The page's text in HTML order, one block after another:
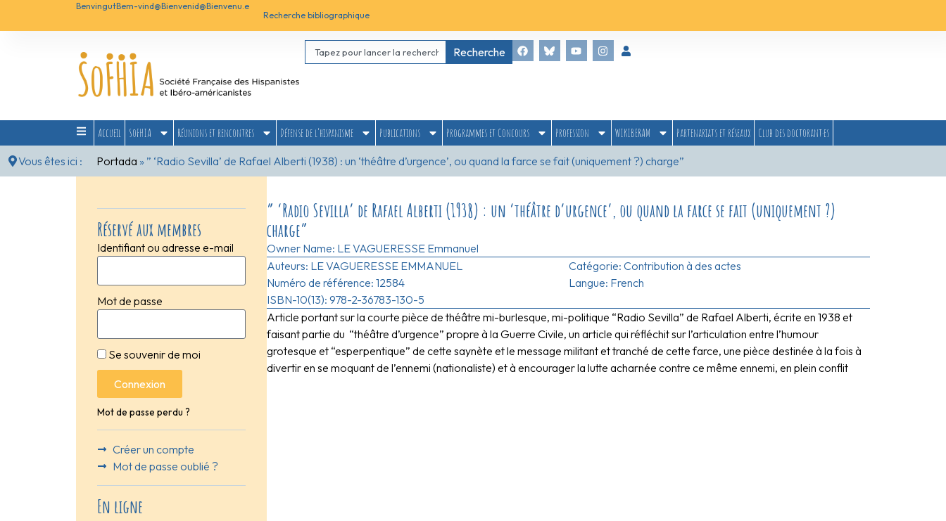
BenvingutBem-vind@Bienvenid@Bienvenu.e
Recherche bibliographique
Recherche
Accueil SoFHIA Réunions et rencontres Défense de l’hispanisme Publications Programmes et Concours Profession WIKIBERAM Partenariats et réseaux
Club des doctorant·es
Vous êtes ici :
Portada » ” ‘Radio Sevilla’ de Rafael Alberti (1938) : un ‘théâtre d’urgence’, ou quand la farce se fait (uniquement ?) charge”
Réservé aux membres
Identifiant ou adresse e-mail
Mot de passe
Se souvenir de moi
Connexion
Mot de passe perdu ?
Créer un compte
Mot de passe oublié ?
En ligne
” ‘Radio Sevilla’ de Rafael Alberti (1938) : un ‘théâtre d’urgence’, ou quand la farce se fait (uniquement ?)
charge”
Owner Name: LE VAGUERESSE Emmanuel
Auteurs: LE VAGUERESSE EMMANUEL
Numéro de référence: 12584
ISBN-10(13): 978-2-36783-130-5
Catégorie: Contribution à des actes
Langue: French
Article portant sur la courte pièce de théâtre mi-burlesque, mi-politique “Radio Sevilla” de Rafael Alberti, écrite en 1938 et
faisant partie du “théâtre d’urgence” propre à la Guerre Civile, un article qui réfléchit sur l’articulation entre l’humour
grotesque et “esperpentique” de cette saynète et le message militant et tranché de cette farce, une pièce destinée à la fois à
divertir en se moquant de l’ennemi (nationaliste) et à encourager la lutte acharnée contre ce même ennemi, en plein conflit